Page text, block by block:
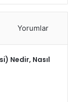
Yorumlar
Nedir, Nasıl